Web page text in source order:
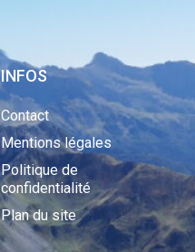
INFOS
Contact
Mentions légales
Politique de
confidentialité
Plan du site